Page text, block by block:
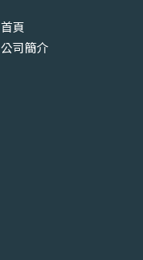
首頁
公司簡介